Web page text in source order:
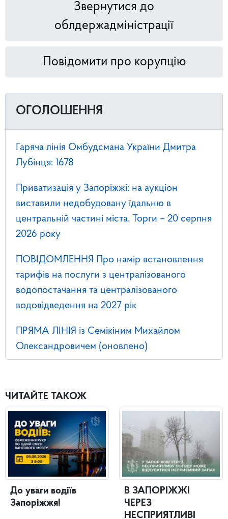
Звернутися до
облдержадміністрації
Повідомити про корупцію
ОГОЛОШЕННЯ
Гаряча лінія Омбудсмана України Дмитра
Лубінця: 1678
Приватизація у Запоріжжі: на аукціон
виставили недобудовану їдальню в
центральній частині міста. Торги – 20 серпня
2026 року
ПОВІДОМЛЕННЯ Про намір встановлення
тарифів на послуги з централізованого
водопостачання та централізованого
водовідведення на 2027 рік
ПРЯМА ЛІНІЯ із Семікіним Михайлом
Олександровичем (оновлено)
ЧИТАЙТЕ ТАКОЖ
До уваги водіїв
Запоріжжя!
В ЗАПОРІЖЖІ
ЧЕРЕЗ
НЕСПРИЯТЛИВІ